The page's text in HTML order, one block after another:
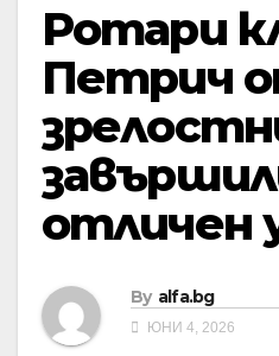
Ротари
Петрич
отличен
By alfa.bg
ЮНИ 4, 2026